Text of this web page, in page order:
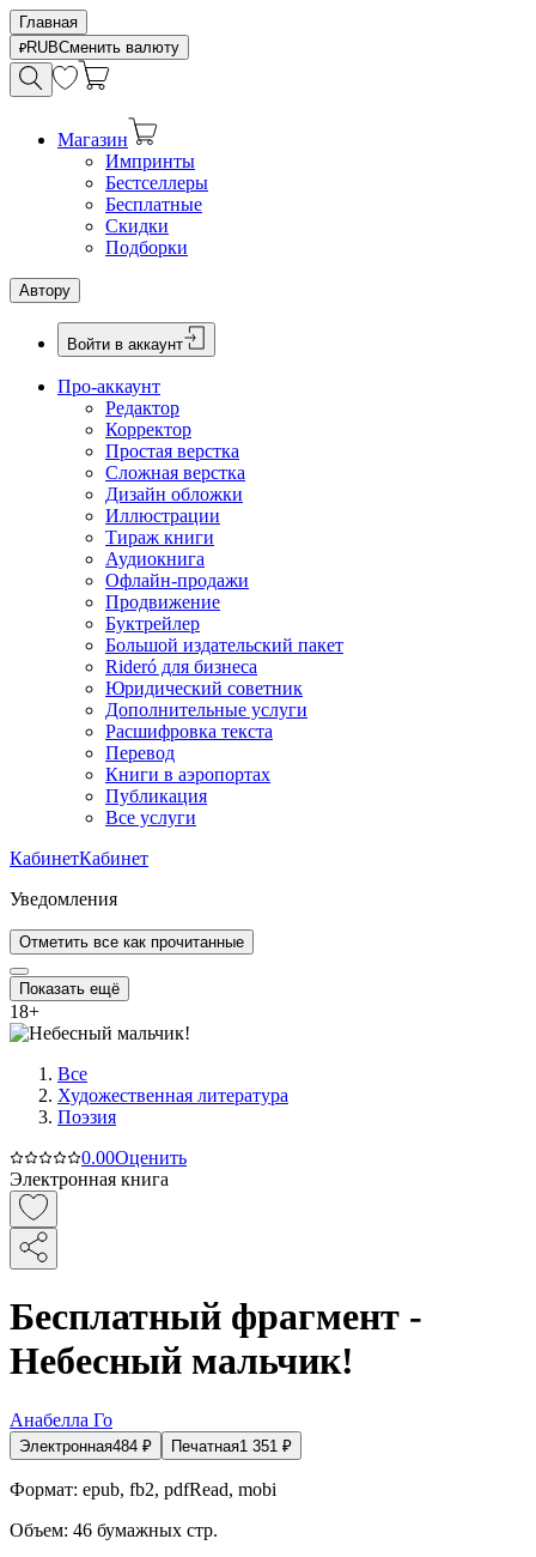
Главная
RUBСменить валюту
Магазин
Импринты
Бестселлеры
Бесплатные
Скидки
Подборки
Автору
Войти в аккаунт
Про-аккаунт
Редактор
Корректор
Простая верстка
Сложная верстка
Дизайн обложки
Иллюстрации
Тираж книги
Аудиокнига
Офлайн-продажи
Продвижение
Буктрейлер
Большой издательский пакет
Rideró для бизнеса
Юридический советник
Дополнительные услуги
Расшифровка текста
Перевод
Книги в аэропортах
Публикация
Все услуги
КабинетКабинет
Уведомления
Отметить все как прочитанные
Показать ещё
18+
Все
Художественная литература
Поэзия
0.00Оценить
Электронная книга
Бесплатный фрагмент -
Небесный мальчик!
Анабелла Го
Электронная484 ₽ Печатная1 351 ₽
Формат: epub, fb2, pdfRead, mobi
Объем: 46 бумажных стр.